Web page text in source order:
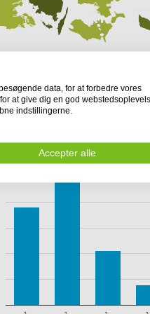
i Danmark
til lokalebasen.dk om
ejendommens samlede
data, for at forbedre vores
at give dig en god
indstillingerne.
Accepter alle